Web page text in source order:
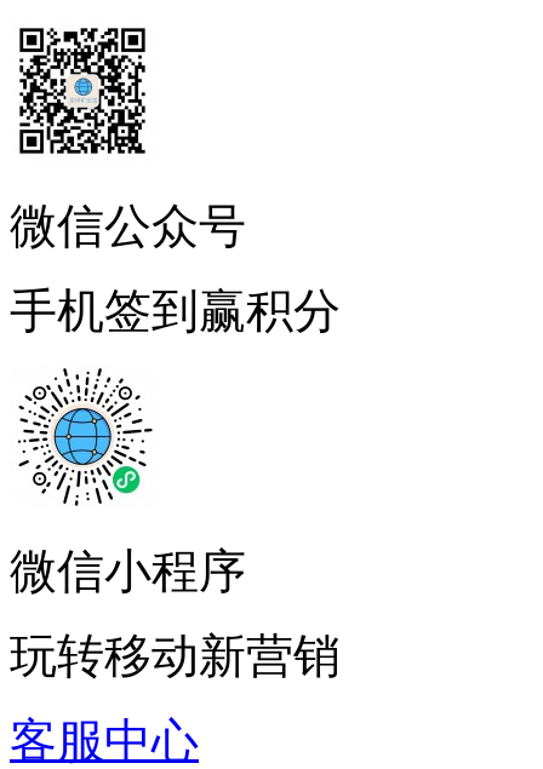
微信公众号
手机签到赢积分
微信小程序
玩转移动新营销
客服中心